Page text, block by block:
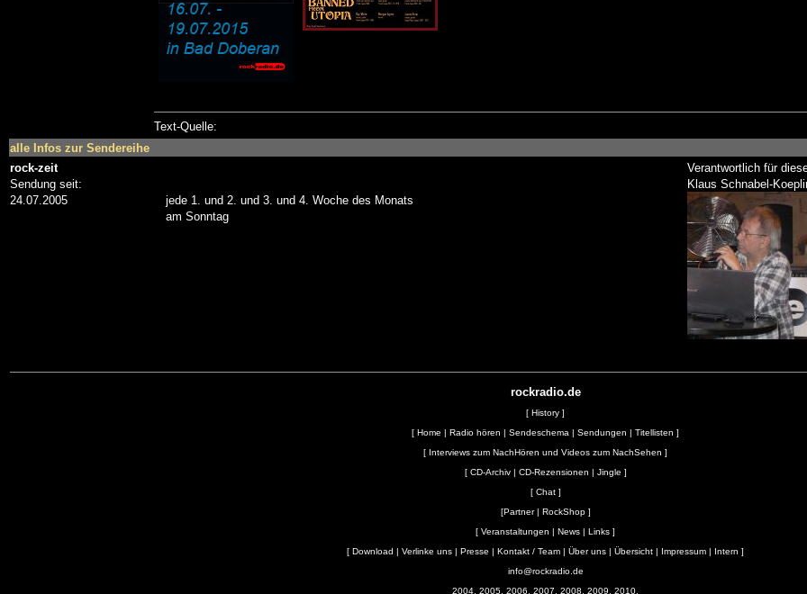
Text-Quelle:
alle Infos zur Sendereihe
rock-zeit
Sendung seit:
24.07.2005
jede 1. und 2. und 3. und 4. Woche des Monats
am Sonntag
Verantwortlich für
Klaus Schnabel-
rockradio.de
[ History ]
[ Home | Radio hören | Sendeschema | Sendungen | Titellisten ]
[ Interviews zum NachHören und Videos zum NachSehen ]
[ CD-Archiv| CD-Rezensionen | Jingle ]
[ Chat]
[Partner| RockShop]
[ Veranstaltungen | News | Links ]
[ Download | Verlinke uns | Presse | Kontakt / Team | Über uns | Übersicht | Impressum | Intern ]
info@rockradio.de
2004, 2005, 2006, 2007, 2008, 2009, 2010,